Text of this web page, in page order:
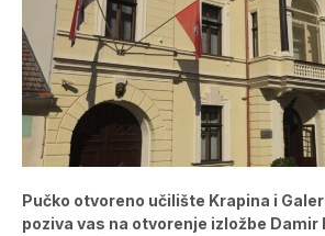
Pučko otvoreno učilište Krapina i
poziva vas na otvorenje izložbe Damir